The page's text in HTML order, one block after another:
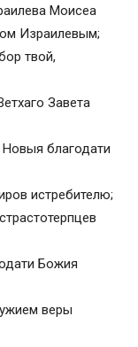
Моисеа
Израилевым;
твой,
Завета
благодати
истребителю;
Божия
веры